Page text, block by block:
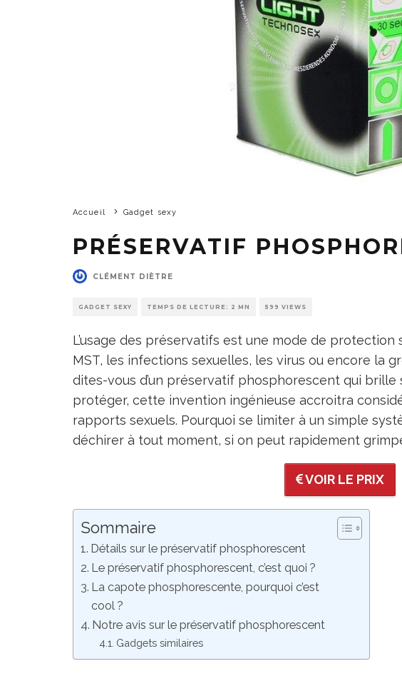
Accueil Gadget sexy
PRÉSERVATIF
CLÉMENT DIÈTRE
GADGET SEXY TEMPS DE LECTURE: 2 MN 599 VIEWS
L’usage des préservatifs est une mode de protection
MST, les infections sexuelles, les virus ou encore la
dites-vous d’un préservatif phosphorescent qui brille
protéger, cette invention ingénieuse accroitra
rapports sexuels. Pourquoi se limiter à un simple
déchirer à tout moment, si on peut rapidement
VOIR LE PRIX
Sommaire
Détails sur le préservatif phosphorescent
Le préservatif phosphorescent, c’est quoi ?
La capote phosphorescente, pourquoi c’est
cool ?
Notre avis sur le préservatif phosphorescent
Gadgets similaires